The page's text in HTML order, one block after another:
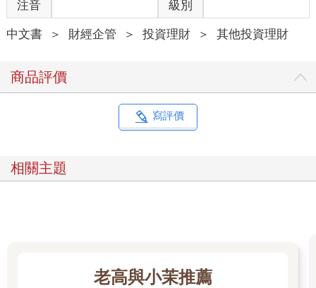
注音 級別
中文書 ＞ 財經企管 ＞ 投資理財 ＞ 其他投資理財
商品評價
寫評價
相關主題
老高與小茉推薦